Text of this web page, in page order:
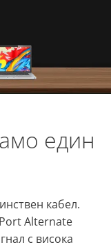
един
кабел.
Alternate
с висока